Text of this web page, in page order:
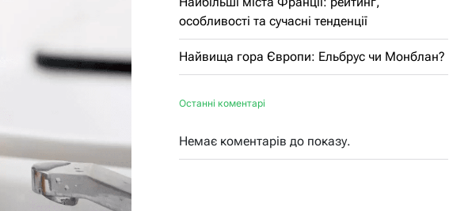
особливості та сучасні тенденції
Найвища гора Європи: Ельбрус чи Монблан?
Останні коментарі
Немає коментарів до показу.